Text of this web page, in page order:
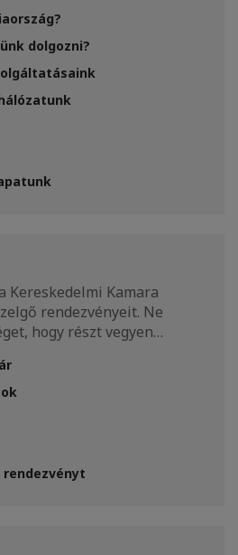
dolgozni?
Kereskedelmi Kamara
rendezvényeit. Ne
hogy részt vegyen…
rendezvényt